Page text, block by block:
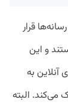
قرار
و این
آنلاین به
البته